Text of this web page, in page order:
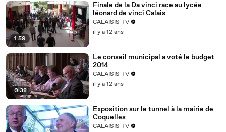
1:59
Finale de la Da vinci race au lycée
léonard de vinci Calais
CALAISIS TV
il y a 12 ans
0:38
Le conseil municipal a voté le budget
2014
CALAISIS TV
il y a 12 ans
Exposition sur le tunnel à la mairie de
Coquelles
CALAISIS TV